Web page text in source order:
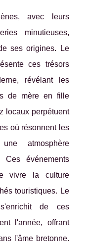
avec leurs
minutieuses,
ses origines. Le
ces trésors
révélant les
de mère en fille
locaux perpétuent
où résonnent les
atmosphère
Ces événements
vivre la culture
touristiques. Le
de ces
l'année, offrant
l'âme bretonne.